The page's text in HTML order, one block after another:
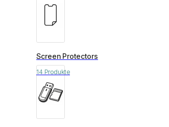
Screen Protectors
14 Produkte